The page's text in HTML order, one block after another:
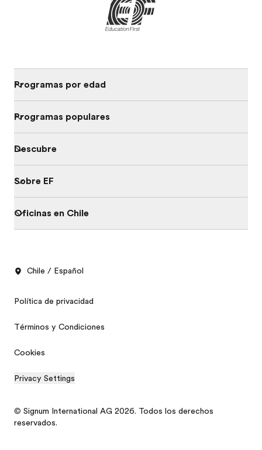
Programas por edad
Programas populares
Descubre
Sobre EF
Oficinas en Chile
Chile / Español
Política de privacidad
Términos y Condiciones
Cookies
Privacy Settings
© Signum International AG 2026. Todos los derechos
reservados.